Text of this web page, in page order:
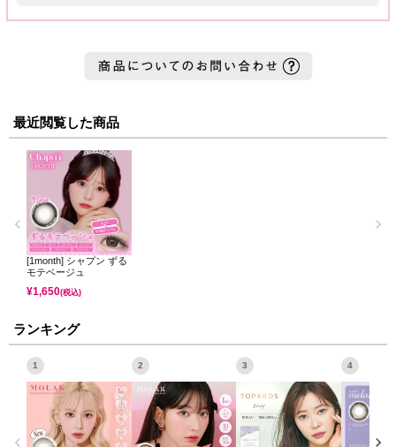
最近閲覧した商品
[1month] シャプン ずる
モテベージュ
¥1,650(税込)
ランキング
1 2 3 4